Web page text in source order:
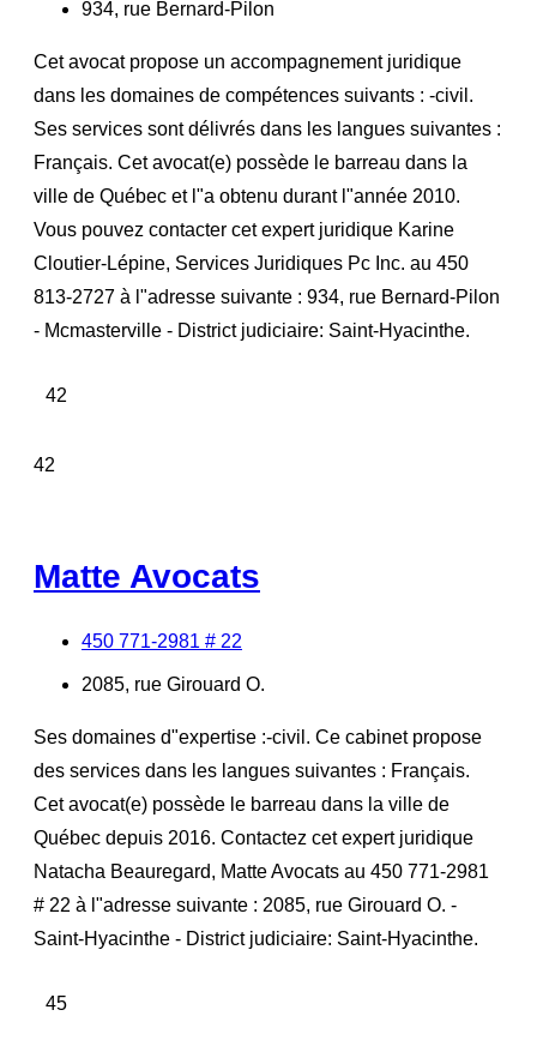
934, rue Bernard-Pilon
Cet avocat propose un accompagnement juridique
dans les domaines de compétences suivants : -civil.
Ses services sont délivrés dans les langues suivantes :
Français. Cet avocat(e) possède le barreau dans la
ville de Québec et l"a obtenu durant l"année 2010.
Vous pouvez contacter cet expert juridique Karine
Cloutier-Lépine, Services Juridiques Pc Inc. au 450
813-2727 à l"adresse suivante : 934, rue Bernard-Pilon
- Mcmasterville - District judiciaire: Saint-Hyacinthe.
42
42
Matte Avocats
450 771-2981 # 22
2085, rue Girouard O.
Ses domaines d"expertise :-civil. Ce cabinet propose
des services dans les langues suivantes : Français.
Cet avocat(e) possède le barreau dans la ville de
Québec depuis 2016. Contactez cet expert juridique
Natacha Beauregard, Matte Avocats au 450 771-2981
# 22 à l"adresse suivante : 2085, rue Girouard O. -
Saint-Hyacinthe - District judiciaire: Saint-Hyacinthe.
45